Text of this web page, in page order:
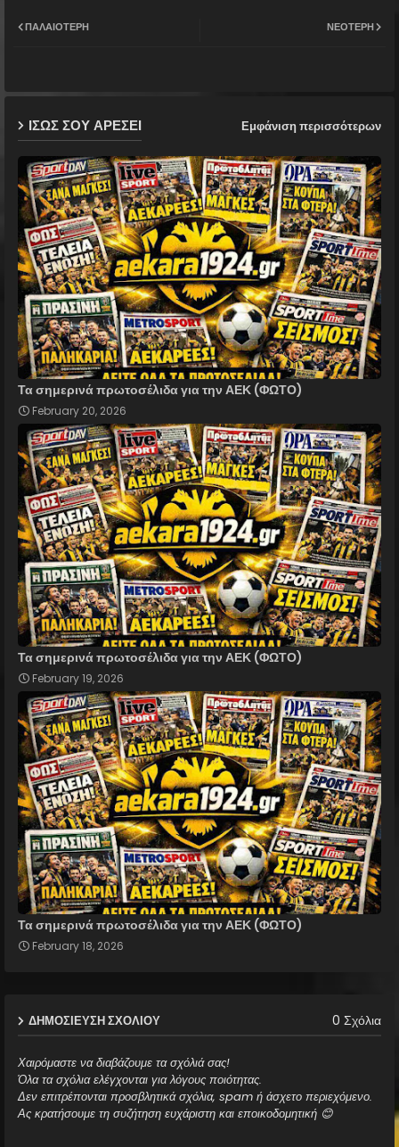
p
ΝΕΌΤΕΡΗ
ΠΑΛΑΙΌΤΕΡΗ
ΙΣΩΣ ΣΟΥ ΑΡΕΣΕΙ Εμφάνιση περισσότερων
Τα σημερινά πρωτοσέλιδα για την ΑΕΚ (ΦΩΤΟ)
February 20, 2026
Τα σημερινά πρωτοσέλιδα για την ΑΕΚ (ΦΩΤΟ)
February 19, 2026
Τα σημερινά πρωτοσέλιδα για την ΑΕΚ (ΦΩΤΟ)
February 18, 2026
ΔΗΜΟΣΊΕΥΣΗ ΣΧΟΛΊΟΥ 0 Σχόλια
Χαιρόμαστε να διαβάζουμε τα σχόλιά σας!
Όλα τα σχόλια ελέγχονται για λόγους ποιότητας.
Δεν επιτρέπονται προσβλητικά σχόλια, spam ή άσχετο περιεχόμενο.
Ας κρατήσουμε τη συζήτηση ευχάριστη και εποικοδομητική 😊